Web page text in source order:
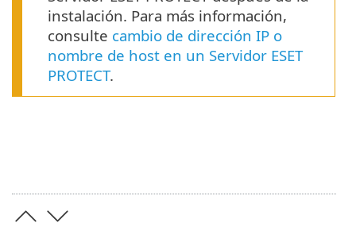
instalación. Para más información,
consulte cambio de dirección IP o
nombre de host en un Servidor ESET
PROTECT.